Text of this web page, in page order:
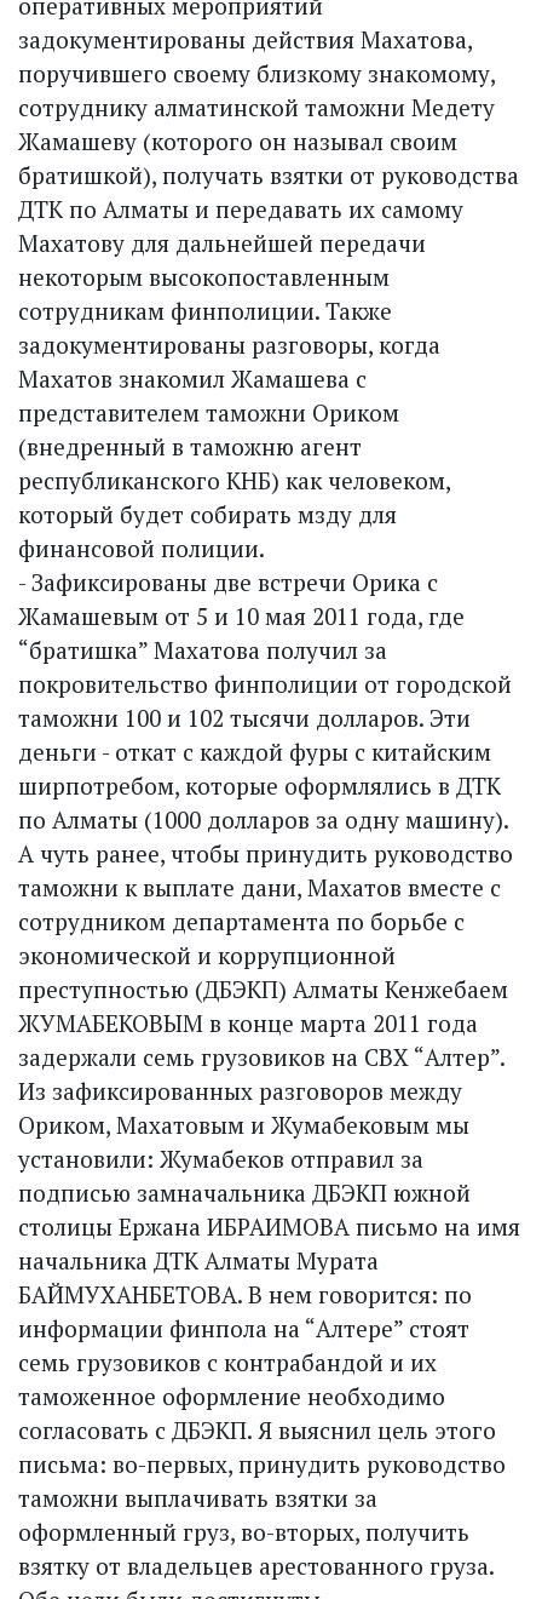
задокументированы действия Махатова,
поручившего своему близкому знакомому,
сотруднику алматинской таможни Медету
Жамашеву (которого он называл своим
братишкой), получать взятки от руководства
ДТК по Алматы и передавать их самому
Махатову для дальнейшей передачи
некоторым высокопоставленным
сотрудникам финполиции. Также
задокументированы разговоры, когда
Махатов знакомил Жамашева с
представителем таможни Ориком
(внедренный в таможню агент
республиканского КНБ) как человеком,
который будет собирать мзду для
финансовой полиции.
- Зафиксированы две встречи Орика с
Жамашевым от 5 и 10 мая 2011 года, где
“братишка” Махатова получил за
покровительство финполиции от городской
таможни 100 и 102 тысячи долларов. Эти
деньги - откат с каждой фуры с китайским
ширпотребом, которые оформлялись в ДТК
по Алматы (1000 долларов за одну машину).
А чуть ранее, чтобы принудить руководство
таможни к выплате дани, Махатов вместе с
сотрудником департамента по борьбе с
экономической и коррупционной
преступностью (ДБЭКП) Алматы Кенжебаем
ЖУМАБЕКОВЫМ в конце марта 2011 года
задержали семь грузовиков на СВХ “Алтер”.
Из зафиксированных разговоров между
Ориком, Махатовым и Жумабековым мы
установили: Жумабеков отправил за
подписью замначальника ДБЭКП южной
столицы Ержана ИБРАИМОВА письмо на имя
начальника ДТК Алматы Мурата
БАЙМУХАНБЕТОВА. В нем говорится: по
информации финпола на “Алтере” стоят
семь грузовиков с контрабандой и их
таможенное оформление необходимо
согласовать с ДБЭКП. Я выяснил цель этого
письма: во-первых, принудить руководство
таможни выплачивать взятки за
оформленный груз, во-вторых, получить
взятку от владельцев арестованного груза.